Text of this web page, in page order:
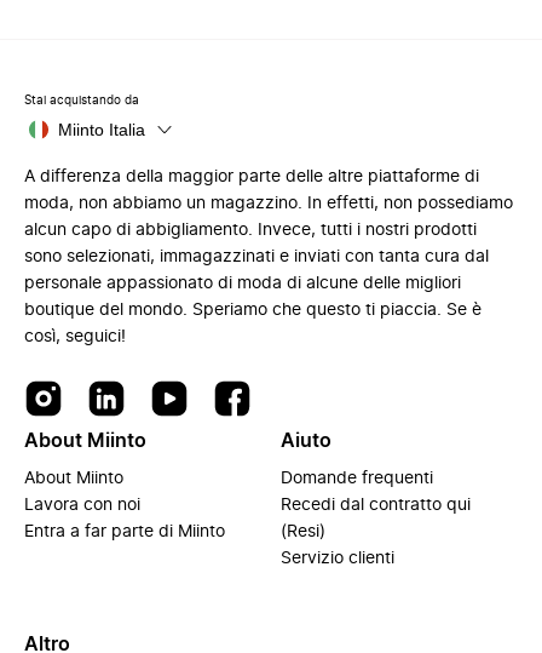
Stai acquistando da
Miinto Italia
A differenza della maggior parte delle altre piattaforme di
moda, non abbiamo un magazzino. In effetti, non possediamo
alcun capo di abbigliamento. Invece, tutti i nostri prodotti
sono selezionati, immagazzinati e inviati con tanta cura dal
personale appassionato di moda di alcune delle migliori
boutique del mondo. Speriamo che questo ti piaccia. Se è
così, seguici!
About Miinto
About Miinto
Lavora con noi
Entra a far parte di Miinto
Aiuto
Domande frequenti
Recedi dal contratto qui
(Resi)
Servizio clienti
Altro